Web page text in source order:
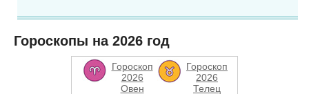
Гороскопы на 2026 год
Гороскоп
2026
Овен
Гороскоп
2026
Телец